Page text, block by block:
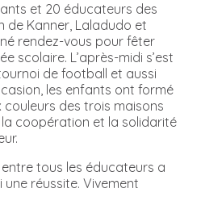
et 20 éducateurs des
de Kanner, Laladudo et
rendez-vous pour fêter
scolaire. L’après-midi s’est
de football et aussi
les enfants ont formé
des trois maisons
la coopération et la solidarité
tous les éducateurs a
réussite. Vivement